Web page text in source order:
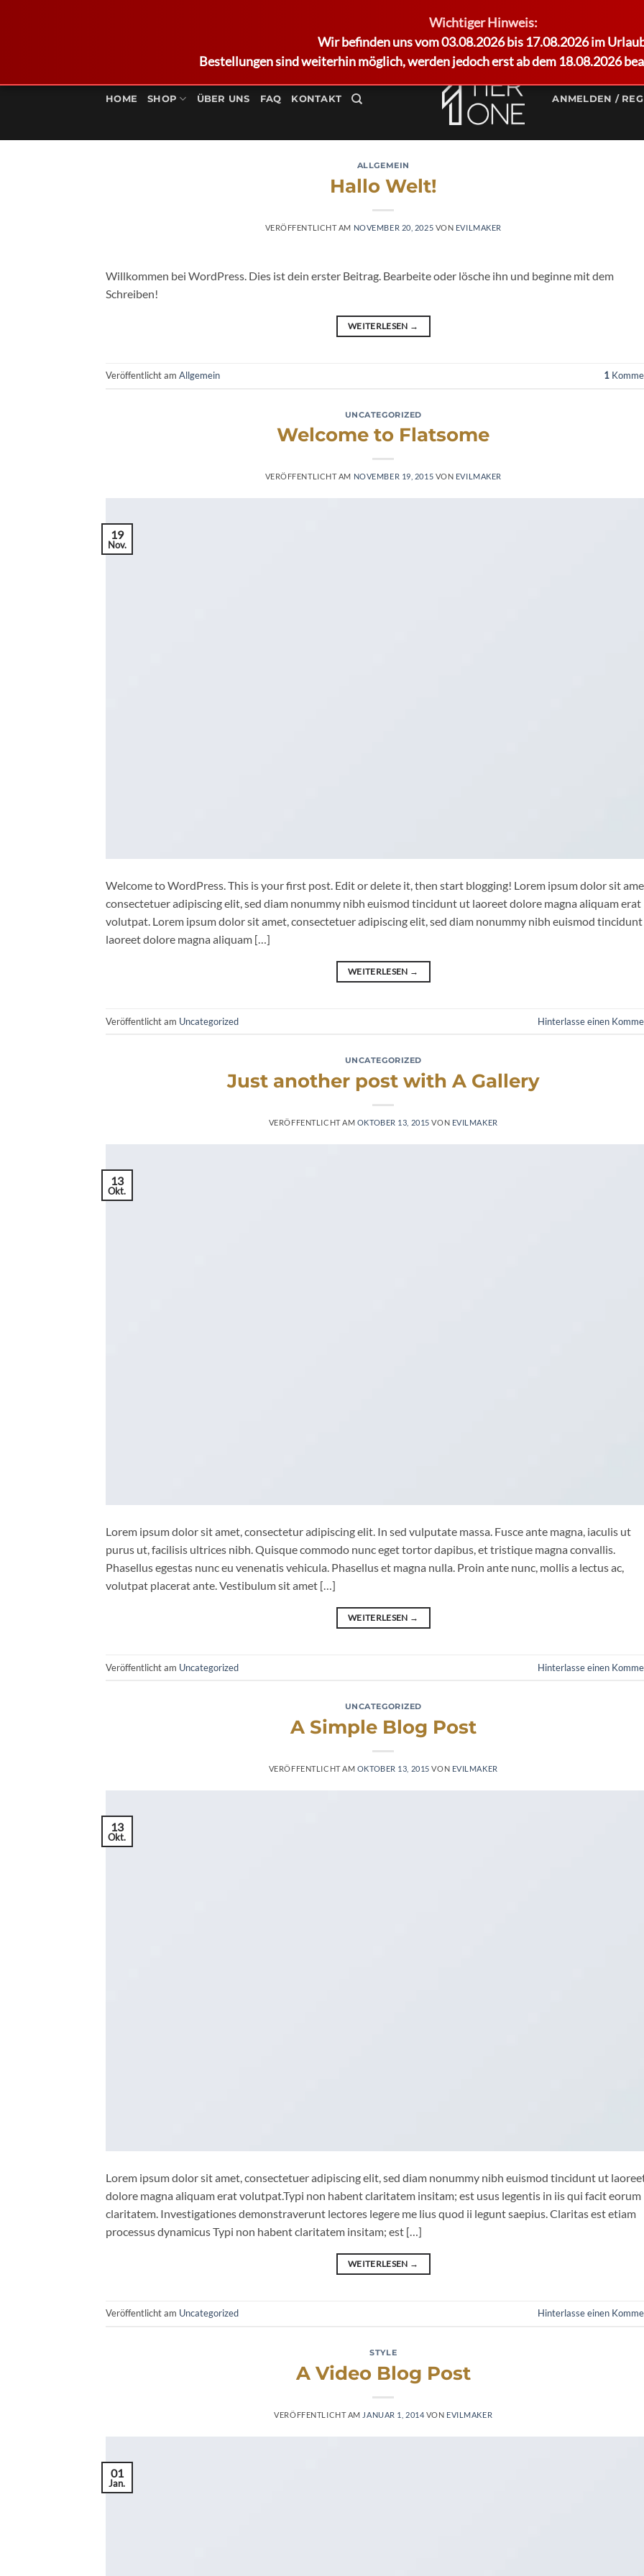
Wichtiger Hinweis:
Wir befinden uns vom 03.08.2026 bis 17.08.2026 im
Bestellungen sind weiterhin möglich, werden jedoch erst ab dem 18.08.2026
Inhalt
HOME SHOP ÜBER UNS FAQ KONTAKT ANMELDEN /
ALLGEMEIN
Hallo Welt!
VERÖFFENTLICHT AM NOVEMBER 20, 2025 VON EVILMAKER
Willkommen bei WordPress. Dies ist dein erster Beitrag. Bearbeite oder lösche ihn und beginne mit dem
Schreiben!
WEITERLESEN →
Veröffentlicht am Allgemein 1
UNCATEGORIZED
Welcome to Flatsome
VERÖFFENTLICHT AM NOVEMBER 19, 2015 VON EVILMAKER
19
Nov.
Welcome to WordPress. This is your first post. Edit or delete it, then start blogging! Lorem ipsum dolor sit
consectetuer adipiscing elit, sed diam nonummy nibh euismod tincidunt ut laoreet dolore magna aliquam erat
volutpat. Lorem ipsum dolor sit amet, consectetuer adipiscing elit, sed diam nonummy nibh euismod
laoreet dolore magna aliquam […]
WEITERLESEN →
Veröffentlicht am Uncategorized Hinterlasse einen
UNCATEGORIZED
Just another post with A Gallery
VERÖFFENTLICHT AM OKTOBER 13, 2015 VON EVILMAKER
13
Okt.
Lorem ipsum dolor sit amet, consectetur adipiscing elit. In sed vulputate massa. Fusce ante magna, iaculis ut
purus ut, facilisis ultrices nibh. Quisque commodo nunc eget tortor dapibus, et tristique magna convallis.
Phasellus egestas nunc eu venenatis vehicula. Phasellus et magna nulla. Proin ante nunc, mollis a lectus ac,
volutpat placerat ante. Vestibulum sit amet […]
WEITERLESEN →
Veröffentlicht am Uncategorized Hinterlasse einen
UNCATEGORIZED
A Simple Blog Post
VERÖFFENTLICHT AM OKTOBER 13, 2015 VON EVILMAKER
13
Okt.
Lorem ipsum dolor sit amet, consectetuer adipiscing elit, sed diam nonummy nibh euismod tincidunt ut
dolore magna aliquam erat volutpat.Typi non habent claritatem insitam; est usus legentis in iis qui facit eorum
claritatem. Investigationes demonstraverunt lectores legere me lius quod ii legunt saepius. Claritas est etiam
processus dynamicus Typi non habent claritatem insitam; est […]
WEITERLESEN →
Veröffentlicht am Uncategorized Hinterlasse einen
STYLE
A Video Blog Post
VERÖFFENTLICHT AM JANUAR 1, 2014 VON EVILMAKER
01
Jan.